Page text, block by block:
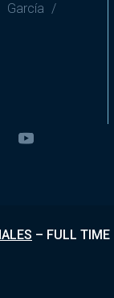
García /
– FULL TIME